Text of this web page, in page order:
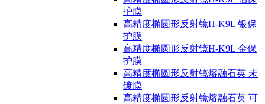
护膜
高精度椭圆形反射镜H-K9L 银保
护膜
高精度椭圆形反射镜H-K9L 金保
护膜
高精度椭圆形反射镜熔融石英 未
镀膜
高精度椭圆形反射镜熔融石英 可